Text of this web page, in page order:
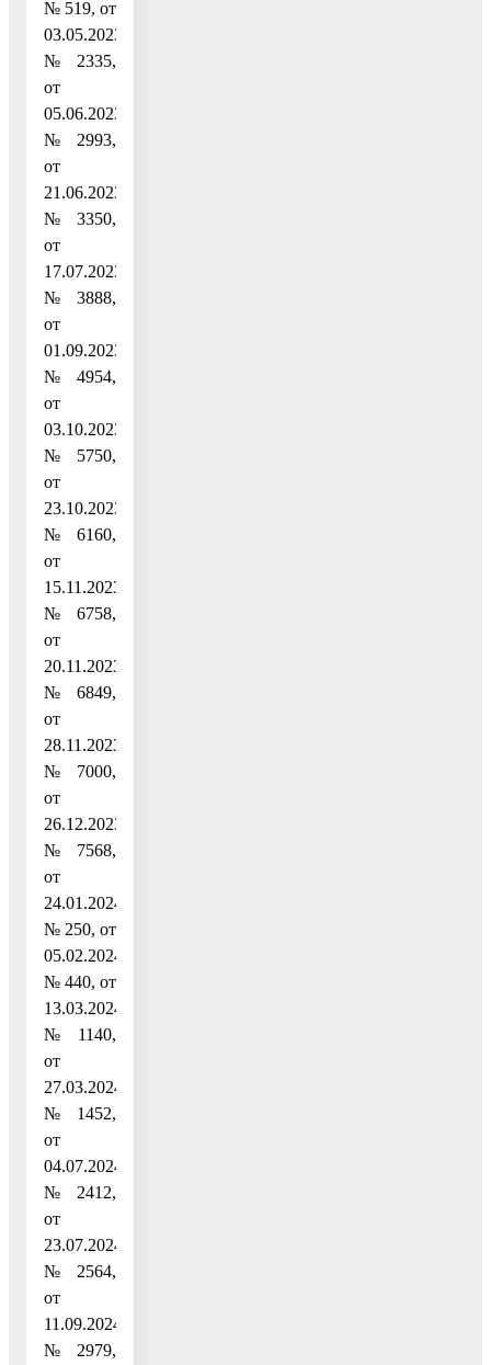
№ 519, от
03.05.2023
№ 2335,
от
05.06.2023
№ 2993,
от
21.06.2023
№ 3350,
от
17.07.2023
№ 3888,
от
01.09.2023
№ 4954,
от
03.10.2023
№ 5750,
от
23.10.2023
№ 6160,
от
15.11.2023
№ 6758,
от
20.11.2023
№ 6849,
от
28.11.2023
№ 7000,
от
26.12.2023
№ 7568,
от
24.01.2024
№ 250, от
05.02.2024
№ 440, от
13.03.2024
№ 1140,
от
27.03.2024
№ 1452,
от
04.07.2024
№ 2412,
от
23.07.2024
№ 2564,
от
11.09.2024
№ 2979,